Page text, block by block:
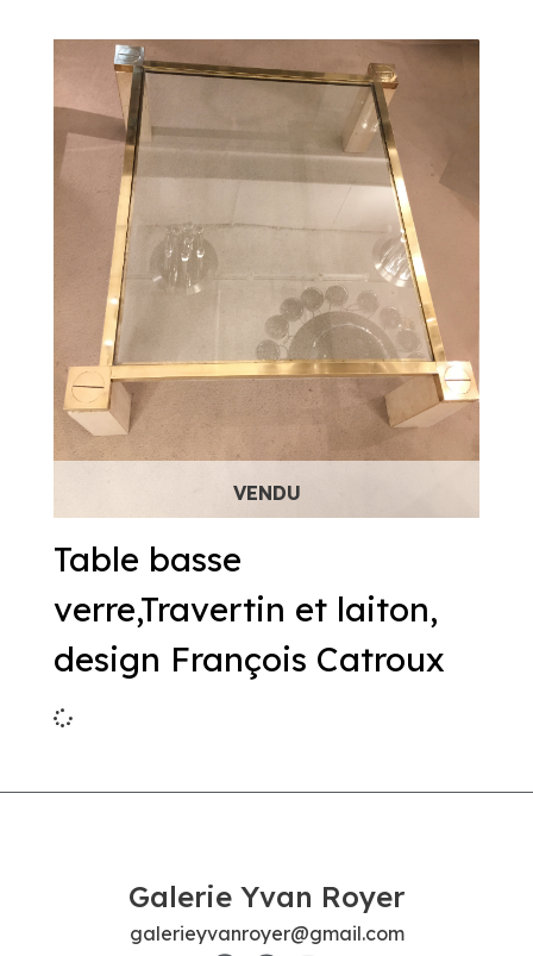
Table basse
verre,Travertin et laiton,
design François Catroux
Galerie Yvan Royer
galerieyvanroyer@gmail.com